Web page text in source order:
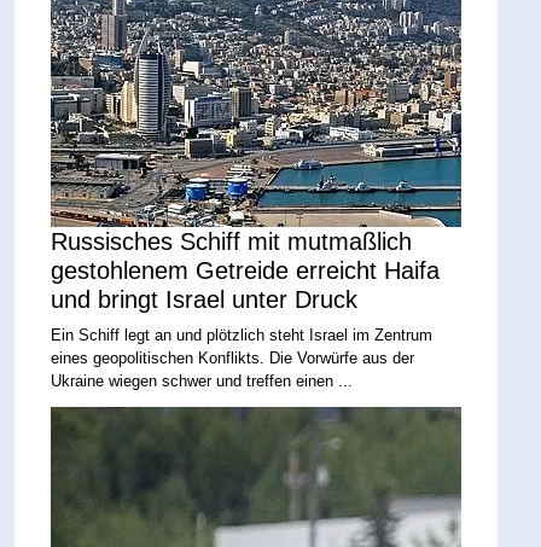
Russisches Schiff mit mutmaßlich
gestohlenem Getreide erreicht Haifa
und bringt Israel unter Druck
Ein Schiff legt an und plötzlich steht Israel im Zentrum
eines geopolitischen Konflikts. Die Vorwürfe aus der
Ukraine wiegen schwer und treffen einen ...